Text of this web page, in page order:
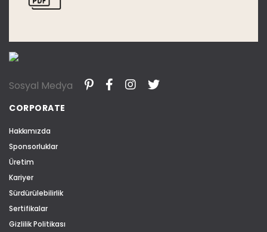
Sosyal Medya
CORPORATE
Hakkımızda
Sponsorluklar
Üretim
Kariyer
Sürdürülebilirlik
Sertifikalar
Gizlilik Politikası